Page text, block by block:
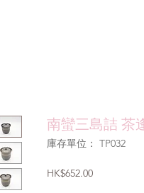
南蠻三島詰 茶
庫存單位： TP032
HK$652.00價